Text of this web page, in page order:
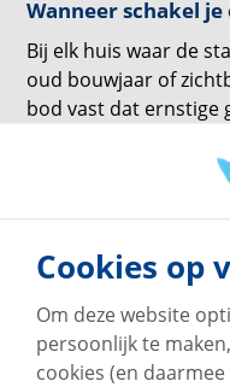
Wanneer schakel
Bij elk huis waar de
oud bouwjaar of
bod vast dat ernstige
Wat als de markt
Houd je zoekprofiel
transacties aan;
vijf halfbakken
Hoe plan ik de
op?
Cookies op
Om deze website
persoonlijk te
cookies (en